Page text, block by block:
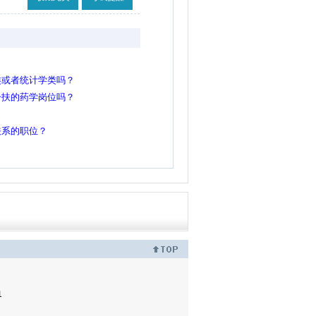
者统计学类吗？
的药学岗位吗？
的职位？